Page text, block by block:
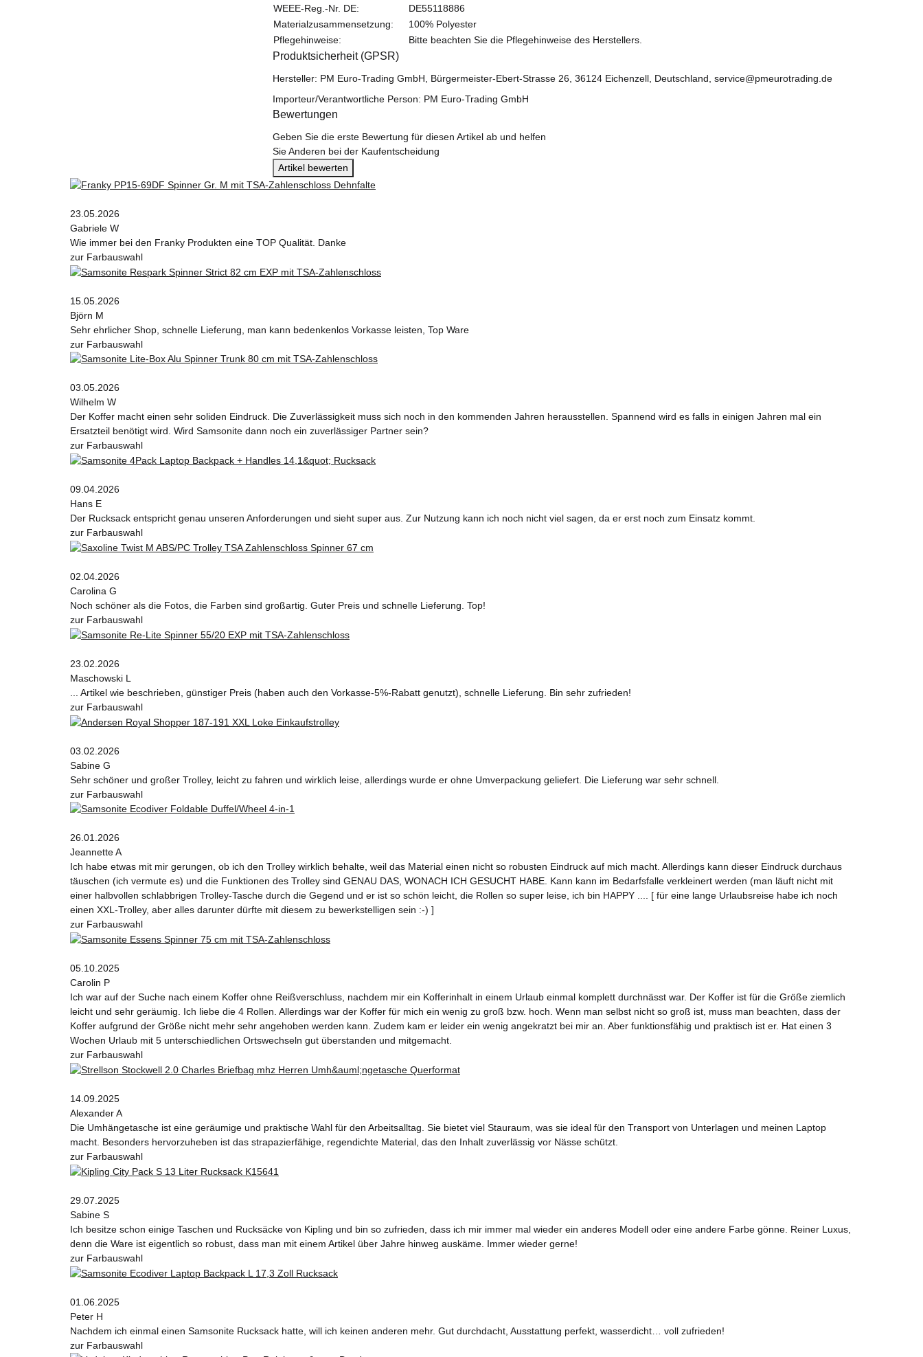
WEEE-Reg.-Nr. DE:
DE55118886
Materialzusammensetzung:
100% Polyester
Pflegehinweise:
Bitte beachten Sie die Pflegehinweise des Herstellers.
Produktsicherheit (GPSR)
Hersteller: PM Euro-Trading GmbH, Bürgermeister-Ebert-Strasse 26, 36124 Eichenzell, Deutschland, service@pmeurotrading.de
Importeur/Verantwortliche Person: PM Euro-Trading GmbH
Bewertungen
Geben Sie die erste Bewertung für diesen Artikel ab und helfen
Sie Anderen bei der Kaufentscheidung
Artikel bewerten
23.05.2026
Gabriele W
Wie immer bei den Franky Produkten eine TOP Qualität. Danke
zur Farbauswahl
15.05.2026
Björn M
Sehr ehrlicher Shop, schnelle Lieferung, man kann bedenkenlos Vorkasse leisten, Top Ware
zur Farbauswahl
03.05.2026
Wilhelm W
Der Koffer macht einen sehr soliden Eindruck. Die Zuverlässigkeit muss sich noch in den kommenden Jahren herausstellen. Spannend wird es falls in einigen Jahren mal ein
Ersatzteil benötigt wird. Wird Samsonite dann noch ein zuverlässiger Partner sein?
zur Farbauswahl
09.04.2026
Hans E
Der Rucksack entspricht genau unseren Anforderungen und sieht super aus. Zur Nutzung kann ich noch nicht viel sagen, da er erst noch zum Einsatz kommt.
zur Farbauswahl
02.04.2026
Carolina G
Noch schöner als die Fotos, die Farben sind großartig. Guter Preis und schnelle Lieferung. Top!
zur Farbauswahl
23.02.2026
Maschowski L
... Artikel wie beschrieben, günstiger Preis (haben auch den Vorkasse-5%-Rabatt genutzt), schnelle Lieferung. Bin sehr zufrieden!
zur Farbauswahl
03.02.2026
Sabine G
Sehr schöner und großer Trolley, leicht zu fahren und wirklich leise, allerdings wurde er ohne Umverpackung geliefert. Die Lieferung war sehr schnell.
zur Farbauswahl
26.01.2026
Jeannette A
Ich habe etwas mit mir gerungen, ob ich den Trolley wirklich behalte, weil das Material einen nicht so robusten Eindruck auf mich macht. Allerdings kann dieser Eindruck durchaus
täuschen (ich vermute es) und die Funktionen des Trolley sind GENAU DAS, WONACH ICH GESUCHT HABE. Kann kann im Bedarfsfalle verkleinert werden (man läuft nicht mit
einer halbvollen schlabbrigen Trolley-Tasche durch die Gegend und er ist so schön leicht, die Rollen so super leise, ich bin HAPPY .... [ für eine lange Urlaubsreise habe ich noch
einen XXL-Trolley, aber alles darunter dürfte mit diesem zu bewerkstelligen sein :-) ]
zur Farbauswahl
05.10.2025
Carolin P
Ich war auf der Suche nach einem Koffer ohne Reißverschluss, nachdem mir ein Kofferinhalt in einem Urlaub einmal komplett durchnässt war. Der Koffer ist für die Größe ziemlich
leicht und sehr geräumig. Ich liebe die 4 Rollen. Allerdings war der Koffer für mich ein wenig zu groß bzw. hoch. Wenn man selbst nicht so groß ist, muss man beachten, dass der
Koffer aufgrund der Größe nicht mehr sehr angehoben werden kann. Zudem kam er leider ein wenig angekratzt bei mir an. Aber funktionsfähig und praktisch ist er. Hat einen 3
Wochen Urlaub mit 5 unterschiedlichen Ortswechseln gut überstanden und mitgemacht.
zur Farbauswahl
14.09.2025
Alexander A
Die Umhängetasche ist eine geräumige und praktische Wahl für den Arbeitsalltag. Sie bietet viel Stauraum, was sie ideal für den Transport von Unterlagen und meinen Laptop
macht. Besonders hervorzuheben ist das strapazierfähige, regendichte Material, das den Inhalt zuverlässig vor Nässe schützt.
zur Farbauswahl
29.07.2025
Sabine S
Ich besitze schon einige Taschen und Rucksäcke von Kipling und bin so zufrieden, dass ich mir immer mal wieder ein anderes Modell oder eine andere Farbe gönne. Reiner Luxus,
denn die Ware ist eigentlich so robust, dass man mit einem Artikel über Jahre hinweg auskäme. Immer wieder gerne!
zur Farbauswahl
01.06.2025
Peter H
Nachdem ich einmal einen Samsonite Rucksack hatte, will ich keinen anderen mehr. Gut durchdacht, Ausstattung perfekt, wasserdicht… voll zufrieden!
zur Farbauswahl